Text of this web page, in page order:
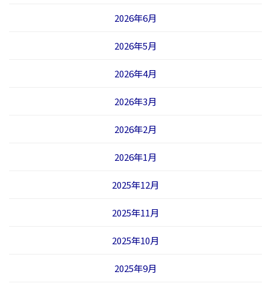
2026年6月
2026年5月
2026年4月
2026年3月
2026年2月
2026年1月
2025年12月
2025年11月
2025年10月
2025年9月